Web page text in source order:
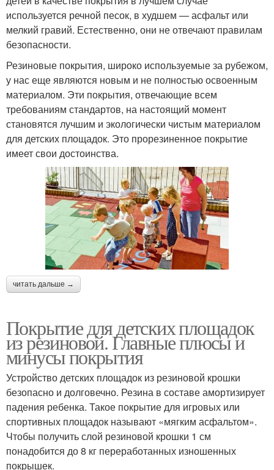
используется речной песок, в худшем — асфальт или
мелкий гравий. Естественно, они не отвечают правилам
безопасности.
Резиновые покрытия, широко используемые за рубежом,
у нас еще являются новым и не полностью освоенным
материалом. Эти покрытия, отвечающие всем
требованиям стандартов, на настоящий момент
становятся лучшим и экологически чистым материалом
для детских площадок. Это прорезиненное покрытие
имеет свои достоинства.
читать дальше →
Покрытие для детских площадок
из резиновой. Главные плюсы и
минусы покрытия
Устройство детских площадок из резиновой крошки
безопасно и долговечно. Резина в составе амортизирует
падения ребенка. Такое покрытие для игровых или
спортивных площадок называют «мягким асфальтом».
Чтобы получить слой резиновой крошки 1 см
понадобится до 8 кг переработанных изношенных
покрышек.